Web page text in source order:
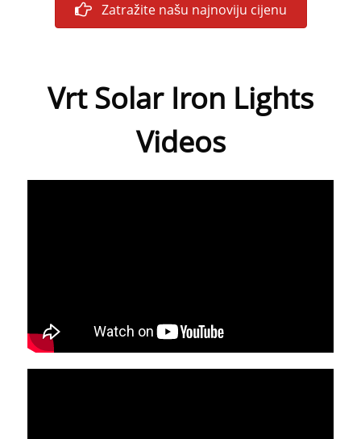
Zatražite našu najnoviju cijenu
Vrt Solar Iron Lights
Videos